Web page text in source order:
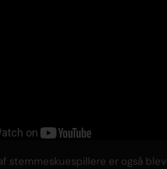
stemmeskuespillere er også